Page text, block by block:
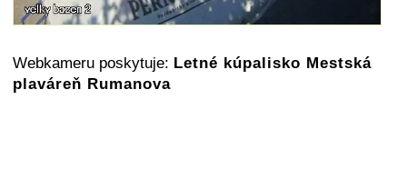
Webkameru poskytuje: Letné kúpalisko Mestská
plaváreň Rumanova